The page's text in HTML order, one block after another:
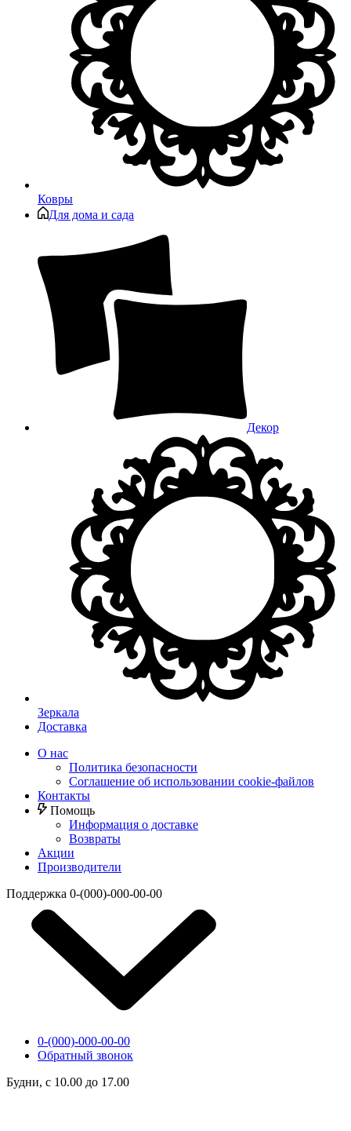
Ковры
Для дома и сада
Декор
Зеркала
Доставка
О нас
Политика безопасности
Соглашение об использовании cookie-файлов
Контакты
Помощь
Информация о доставке
Возвраты
Акции
Производители
Поддержка 0-(000)-000-00-00
0-(000)-000-00-00
Обратный звонок
Будни, с 10.00 до 17.00